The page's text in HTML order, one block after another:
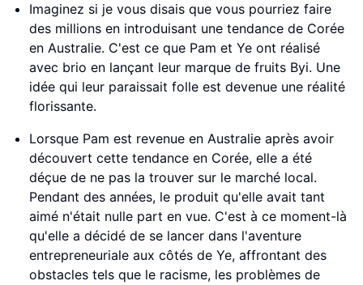
Imaginez si je vous disais que vous pourriez faire
des millions en introduisant une tendance de Corée
en Australie. C'est ce que Pam et Ye ont réalisé
avec brio en lançant leur marque de fruits Byi. Une
idée qui leur paraissait folle est devenue une réalité
florissante.
Lorsque Pam est revenue en Australie après avoir
découvert cette tendance en Corée, elle a été
déçue de ne pas la trouver sur le marché local.
Pendant des années, le produit qu'elle avait tant
aimé n'était nulle part en vue. C'est à ce moment-là
qu'elle a décidé de se lancer dans l'aventure
entrepreneuriale aux côtés de Ye, affrontant des
obstacles tels que le racisme, les problèmes de